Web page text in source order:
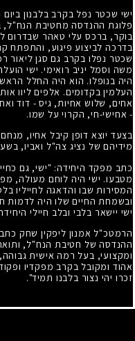
ישי שכטר נפל בקרב בלבנון ביום
פלוגת ההנדסה מחטיבת הנח"ל,
בוקר, ברכס עלי טאהר שבדרום
בדרכה לביצוע פיגוע, והתפתח
שכטר נפלו בקרב גם סגן ליאור
משה וסמל יניב רואימי. ישי
היה בנופלו. הוא היה החלל
העלמין בקדומים. אלפים ליוו
אחים, שלוש אחיות, גיס - דוד
- אחישי-חי, הקרוי על שמו.
בצעד יוצא דופן קיבל אחיו,
מידיהם של נציג צה"ל ואביו,
כתב מפקד היחידה: "ישי, גם
מטבעו. ישי היה לוחם מעולה,
המסירות שבו והדאגה לחייליו
ובשמחת החיים שלו היה לדמות
ישי יישאר בלבי ובלב חיילי
הרמטכ"ל אמנון ליפקין שחק
ההנדסה של חטיבת הנח"ל,
ומקצועי, בעל רמה אישית
אהוד ומקובל בקרב מפקדיו
זכרו יהי נצור בלבנו תמיד".